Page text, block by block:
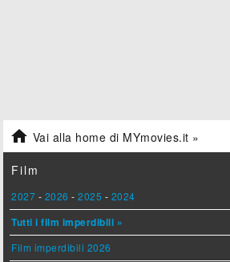
 Vai alla home di MYmovies.it »
Film
2027 - 2026 -2025 - 2024
Tutti i film imperdibili »
Film imperdibili 2026